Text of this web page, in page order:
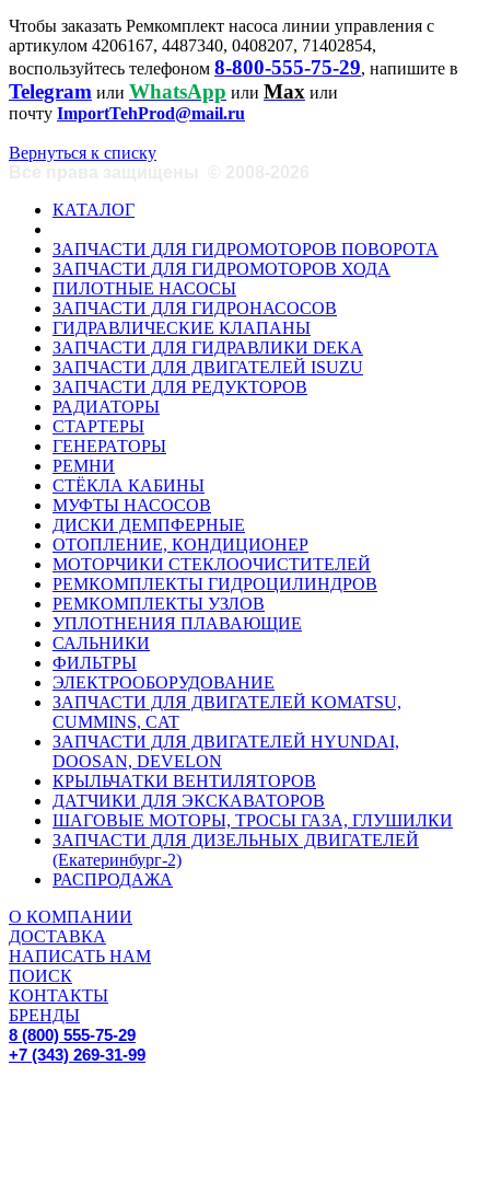
Чтобы заказать Ремкомплект насоса линии управления с
артикулом 4206167, 4487340, 0408207, 71402854,
воспользуйтесь телефоном 8-800-555-75-29, напишите в
Telegram или WhatsApp или Max или
почту ImportTehProd@mail.ru
Вернуться к списку
КАТАЛОГ
ЗАПЧАСТИ ДЛЯ ГИДРОМОТОРОВ ПОВОРОТА
ЗАПЧАСТИ ДЛЯ ГИДРОМОТОРОВ ХОДА
ПИЛОТНЫЕ НАСОСЫ
ЗАПЧАСТИ ДЛЯ ГИДРОНАСОСОВ
ГИДРАВЛИЧЕСКИЕ КЛАПАНЫ
ЗАПЧАСТИ ДЛЯ ГИДРАВЛИКИ DEKA
ЗАПЧАСТИ ДЛЯ ДВИГАТЕЛЕЙ ISUZU
ЗАПЧАСТИ ДЛЯ РЕДУКТОРОВ
РАДИАТОРЫ
СТАРТЕРЫ
ГЕНЕРАТОРЫ
РЕМНИ
СТЁКЛА КАБИНЫ
МУФТЫ НАСОСОВ
ДИСКИ ДЕМПФЕРНЫЕ
ОТОПЛЕНИЕ, КОНДИЦИОНЕР
МОТОРЧИКИ СТЕКЛООЧИСТИТЕЛЕЙ
РЕМКОМПЛЕКТЫ ГИДРОЦИЛИНДРОВ
РЕМКОМПЛЕКТЫ УЗЛОВ
УПЛОТНЕНИЯ ПЛАВАЮЩИЕ
САЛЬНИКИ
ФИЛЬТРЫ
ЭЛЕКТРООБОРУДОВАНИЕ
ЗАПЧАСТИ ДЛЯ ДВИГАТЕЛЕЙ KOMATSU,
CUMMINS, CAT
ЗАПЧАСТИ ДЛЯ ДВИГАТЕЛЕЙ HYUNDAI,
DOOSAN, DEVELON
КРЫЛЬЧАТКИ ВЕНТИЛЯТОРОВ
ДАТЧИКИ ДЛЯ ЭКСКАВАТОРОВ
ШАГОВЫЕ МОТОРЫ, ТРОСЫ ГАЗА, ГЛУШИЛКИ
ЗАПЧАСТИ ДЛЯ ДИЗЕЛЬНЫХ ДВИГАТЕЛЕЙ
(Екатеринбург-2)
РАСПРОДАЖА
О КОМПАНИИ
ДОСТАВКА
НАПИСАТЬ НАМ
ПОИСК
КОНТАКТЫ
БРЕНДЫ
8 (800) 555-75-29
+7 (343) 269-31-99